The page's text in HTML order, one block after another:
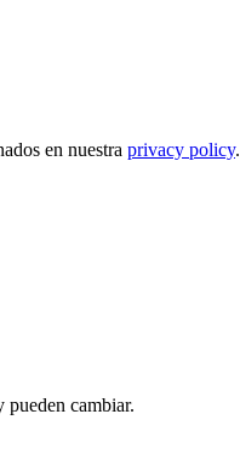
en nuestra privacy policy.
pueden cambiar.